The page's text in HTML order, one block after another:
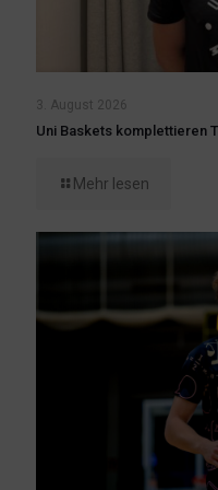
3. August 2026
Uni Baskets komplettieren
Mehr lesen